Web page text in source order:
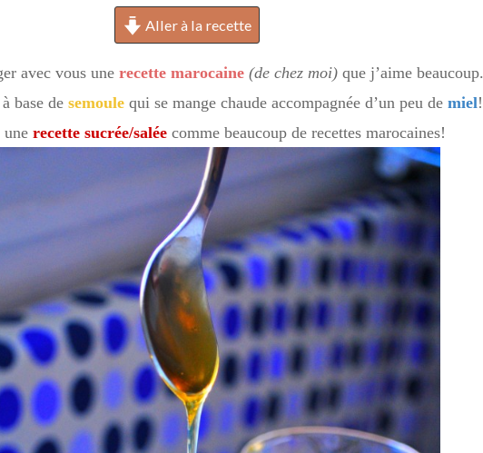
Aller à la recette
avec vous unerecette marocaine (de chez moi)que j’aime beaucoup.
à base de semoule qui se mange chaude accompagnée d’un peu de miel!
une recette sucrée/salée comme beaucoup de recettes marocaines!